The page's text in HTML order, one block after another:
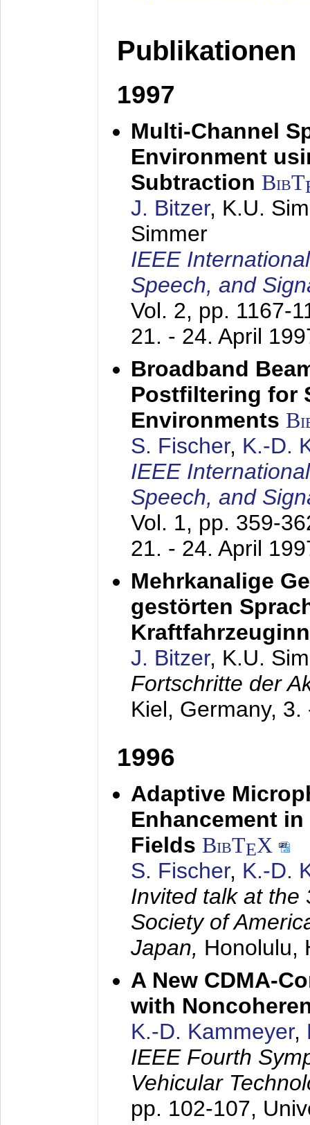
Publikationen
1997
Multi-Channel
Environment
Subtraction BibT
J. Bitzer, K.U.
Simmer
IEEE
Speech, and
Vol. 2, pp. 1167-
21. - 24. April
Broadband
Postfiltering for
Environments
S. Fischer, K.-D.
IEEE
Speech, and
Vol. 1, pp. 359-
21. - 24. April
Mehrkanalige
gestörten
J. Bitzer, K.U.
Fortschritte der
Kiel, Germany, 3.
1996
Adaptive
Enhancement
Fields BibTEX
S. Fischer, K.-D.
Invited talk at the
Society of
Japan, Honolulu,
A New CDMA-
with
K.-D. Kammeyer,
IEEE Fourth
Vehicular
pp. 102-107,